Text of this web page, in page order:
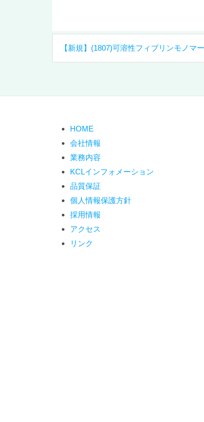
ゲ
シ
ョ
ン
【新規】(1807)可溶性フィブリンモノマ
HOME
会社情報
業務内容
KCLインフォメーション
品質保証
個人情報保護方針
採用情報
アクセス
リンク